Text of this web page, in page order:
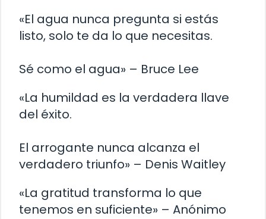
«El agua nunca pregunta si estás
listo, solo te da lo que necesitas.
Sé como el agua» – Bruce Lee
«La humildad es la verdadera llave
del éxito.
El arrogante nunca alcanza el
verdadero triunfo» – Denis Waitley
«La gratitud transforma lo que
tenemos en suficiente» – Anónimo